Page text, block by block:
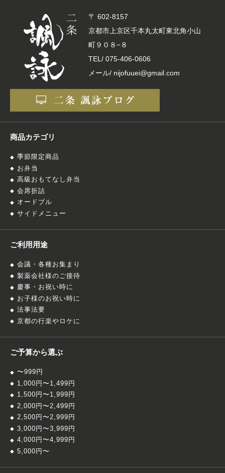
〒 602-8157
京都市上京区千本丸太町東北角小山
町９０８−８
TEL/ 075-406-0606
メール/ nijofuuei@gmail.com
商品カテゴリ
季節限定商品
お弁当
高級おもてなし弁当
会席折詰
オードブル
サイドメニュー
ご利用用途
会議・各種お集まり
製薬会社様のご接待
慶事・お祝い時に
お子様のお祝い時に
法事法要
京都の行楽やロケに
ご予算から選ぶ
〜999円
1,000円〜1,499円
1,500円〜1,999円
2,000円〜2,499円
2,500円〜2,999円
3,000円〜3,999円
4,000円〜4,999円
5,000円〜